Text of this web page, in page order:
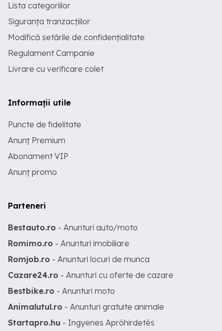
Lista categoriilor
Siguranța tranzacțiilor
Modifică setările de confidențialitate
Regulament Campanie
Livrare cu verificare colet
Informații utile
Puncte de fidelitate
Anunț Premium
Abonament VIP
Anunț promo
Parteneri
Bestauto.ro - Anunturi auto/moto
Romimo.ro - Anunturi imobiliare
Romjob.ro - Anunturi locuri de munca
Cazare24.ro - Anunturi cu oferte de cazare
Bestbike.ro - Anunturi moto
Animalutul.ro - Anunturi gratuite animale
Startapro.hu - Ingyenes Apróhirdetés